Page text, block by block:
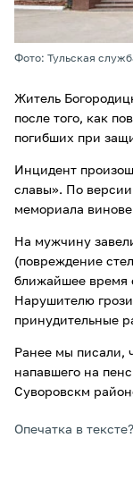
Фото: Тульская
Житель
после того, как
погибших при
Инцидент
славы». По
мемориала
На мужчину
(повреждение
ближайшее время
Нарушителю
принудительные
Ранее мы писали,
напавшего на
Суворовскм
Опечатка в